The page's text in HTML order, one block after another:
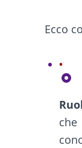
Ecco